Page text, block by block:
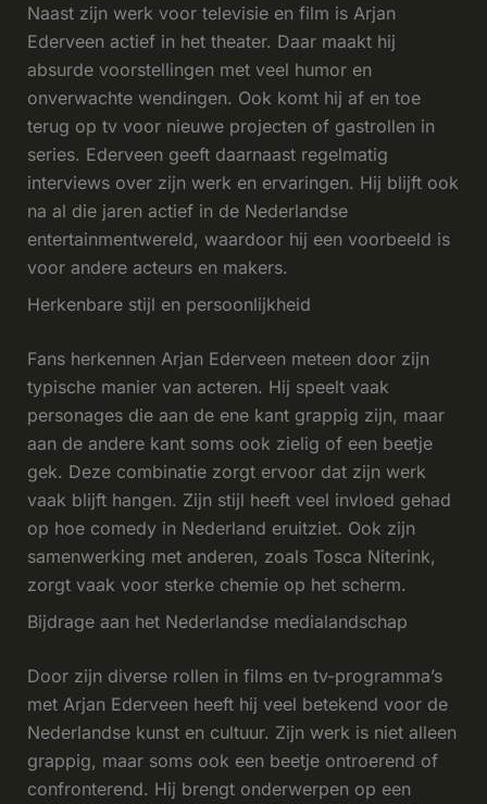
Naast zijn werk voor televisie en film is Arjan
Ederveen actief in het theater. Daar maakt hij
absurde voorstellingen met veel humor en
onverwachte wendingen. Ook komt hij af en toe
terug op tv voor nieuwe projecten of gastrollen in
series. Ederveen geeft daarnaast regelmatig
interviews over zijn werk en ervaringen. Hij blijft ook
na al die jaren actief in de Nederlandse
entertainmentwereld, waardoor hij een voorbeeld is
voor andere acteurs en makers.
Herkenbare stijl en persoonlijkheid
Fans herkennen Arjan Ederveen meteen door zijn
typische manier van acteren. Hij speelt vaak
personages die aan de ene kant grappig zijn, maar
aan de andere kant soms ook zielig of een beetje
gek. Deze combinatie zorgt ervoor dat zijn werk
vaak blijft hangen. Zijn stijl heeft veel invloed gehad
op hoe comedy in Nederland eruitziet. Ook zijn
samenwerking met anderen, zoals Tosca Niterink,
zorgt vaak voor sterke chemie op het scherm.
Bijdrage aan het Nederlandse medialandschap
Door zijn diverse rollen in films en tv-programma’s
met Arjan Ederveen heeft hij veel betekend voor de
Nederlandse kunst en cultuur. Zijn werk is niet alleen
grappig, maar soms ook een beetje ontroerend of
confronterend. Hij brengt onderwerpen op een